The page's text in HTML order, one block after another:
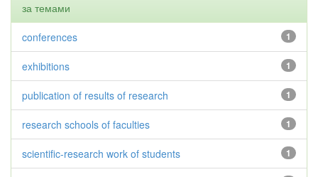
за темами
1
conferences
1
exhibitions
1
publication of results of research
1
research schools of faculties
1
scientific-research work of students